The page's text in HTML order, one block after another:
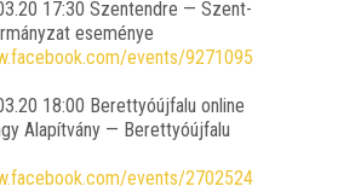
17:30 Szent­end­re — Szent­
ese­mé­nye
events/9271095
18:00 Berettyó­új­fa­lu online
Ala­pít­vány — Berettyó­új­fa­lu
events/2702524